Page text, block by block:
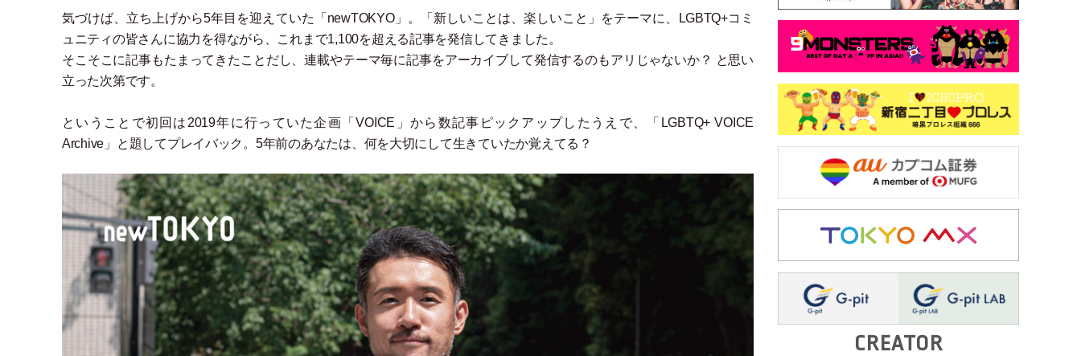
気づけば、立ち上げから5年目を迎えていた 「 newTOKYO」 。 「 新しいことは、楽しいこと 」 をテーマに、LGBTQ+コミ
ュニティの皆さんに協力を得ながら、これまで1,100を超える記事を発信してきました。
そこそこに記事もたまってきたことだし、連載やテーマ毎に記事をアーカイブして発信するのもアリじゃないか？ と思い
立った次第です。
ということで初回は2019年に行っていた企画 「VOICE 」 から数記事ピックアップしたうえで、 「
LGBTQ+ VOICE
Archive 」 と題してプレイバック。5年前のあなたは、何を大切にして生きていたか覚えてる？
CREATOR